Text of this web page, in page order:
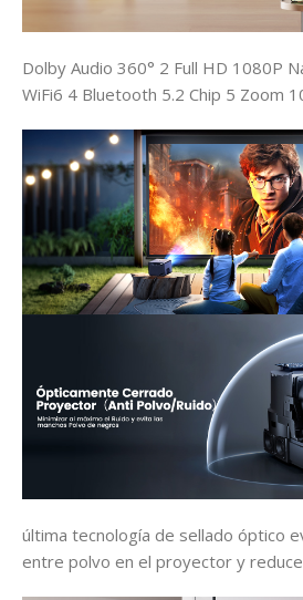
Dolby Audio 360° 2 Full HD 1080P
WiFi6 4 Bluetooth 5.2 Chip 5 Zoom
última tecnología de sellado óptico
entre polvo en el proyector y